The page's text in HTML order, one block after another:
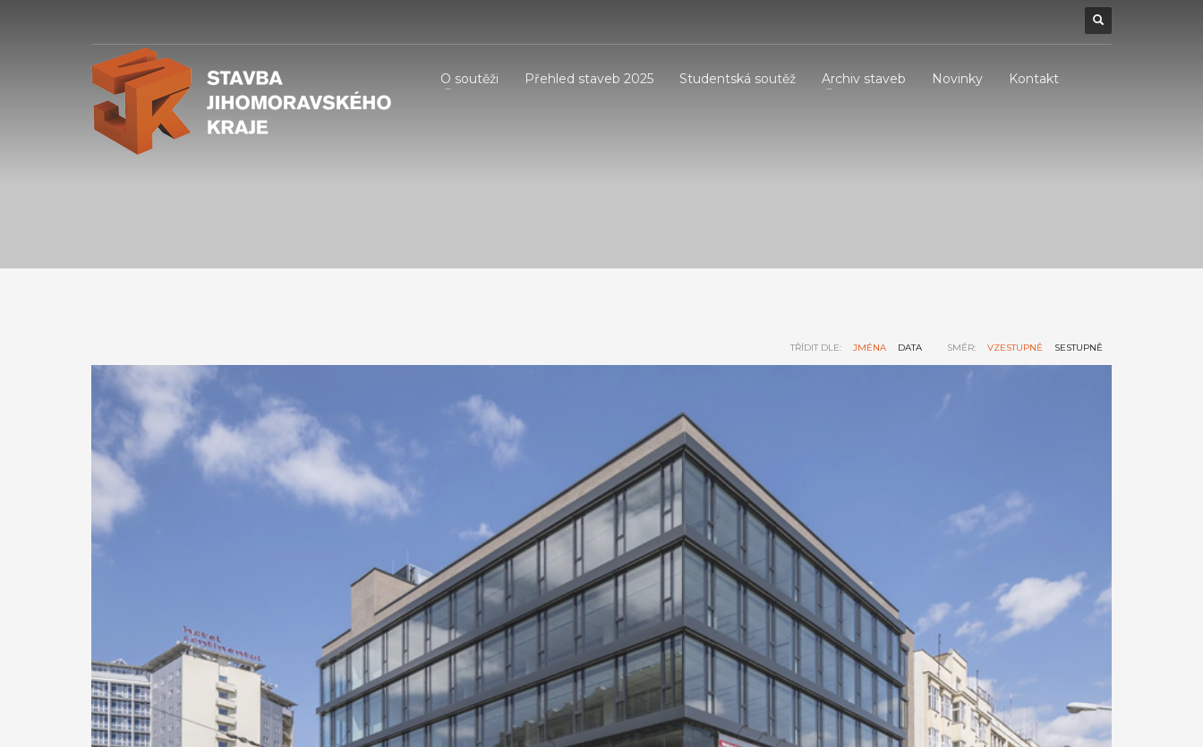
O soutěži Přehled staveb 2025 Studentská soutěž Archiv staveb Novinky Kontakt
TŘÍDIT DLE: JMÉNA DATA SMĚR: VZESTUPNĚ SESTUPNĚ